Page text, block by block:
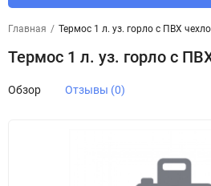
Главная / Термос 1 л. уз. горло c ПВХ
Термос 1 л. уз. горло c
Обзор Отзывы (0)